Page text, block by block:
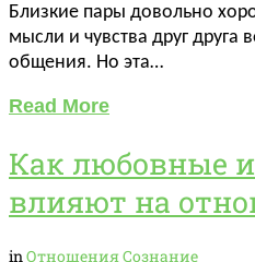
Близкие пары довольно
мысли и чувства друг друга
общения. Но эта…
Read More
Как любовные
влияют на
in ОтношенияСознание